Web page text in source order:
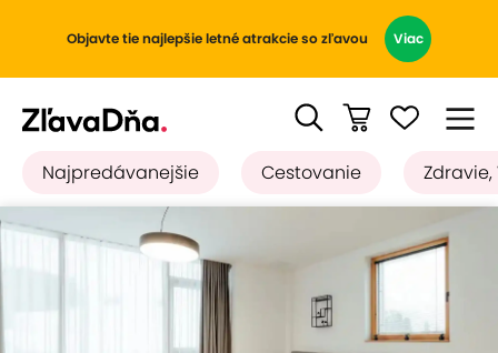
Objavte tie najlepšie letné atrakcie so zľavou Viac
Najpredávanejšie Cestovanie Zdravie,